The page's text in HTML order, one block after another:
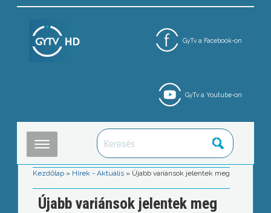
GyTv a Facebook-on
GyTv a Youtube-on
Kezdőlap » Hírek - Aktuális » Újabb variánsok jelentek meg
Újabb variánsok jelentek meg